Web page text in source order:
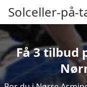
Solceller-på-
Få 3 tilbud